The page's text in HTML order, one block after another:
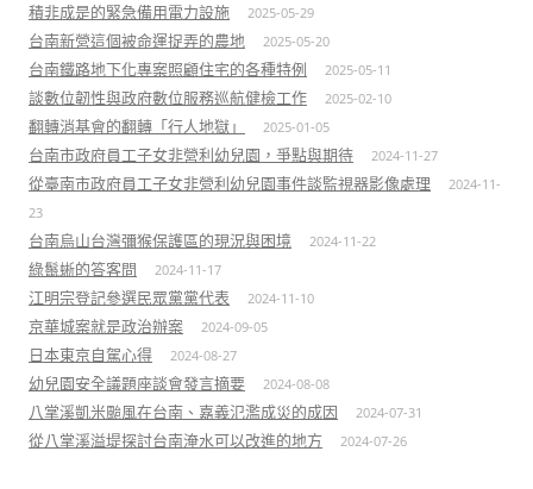
積非成是的緊急備用電力設施 2025-05-29
台南新營這個被命運捉弄的農地 2025-05-20
台南鐵路地下化專案照顧住宅的各種特例 2025-05-11
談數位韌性與政府數位服務巡航健檢工作 2025-02-10
翻轉消基會的翻轉「行人地獄」 2025-01-05
台南市政府員工子女非營利幼兒園，爭點與期待 2024-11-27
從臺南市政府員工子女非營利幼兒園事件談監視器影像處理
2024-11-
23
台南烏山台灣彌猴保護區的現況與困境 2024-11-22
綠鬣蜥的答客問 2024-11-17
江明宗登記參選民眾黨黨代表 2024-11-10
京華城案就是政治辦案 2024-09-05
日本東京自駕心得 2024-08-27
幼兒園安全議題座談會發言摘要 2024-08-08
八掌溪凱米颱風在台南、嘉義氾濫成災的成因 2024-07-31
從八掌溪溢堤探討台南淹水可以改進的地方 2024-07-26